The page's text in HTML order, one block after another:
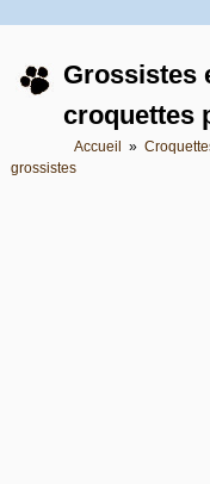
Grossistes
croquettes
Accueil »
grossistes